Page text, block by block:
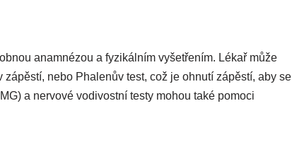
anamnézou a fyzikálním vyšetřením. Lékař může
nebo Phalenův test, což je ohnutí zápěstí, aby se
a nervové vodivostní testy mohou také pomoci